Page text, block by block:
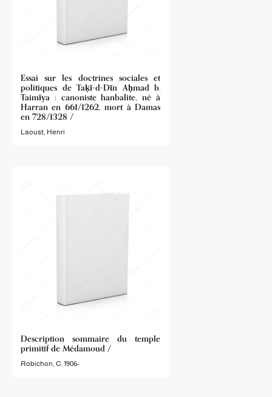
Essai sur les doctrines sociales et
politiques de Taḳī-d-Dīn Aḥmad b.
Taimīya : canoniste hanbalite, né à
Harran en 661/1262, mort à Damas
en 728/1328 /
Laoust, Henri
Description sommaire du temple
primitif de Médamoud /
Robichon, C. 1906-